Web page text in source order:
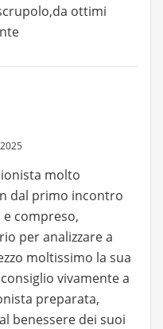
ottimi
molto
dal primo incontro
compreso,
per analizzare a
moltissimo la sua
vivamente a
preparata,
benessere dei suoi